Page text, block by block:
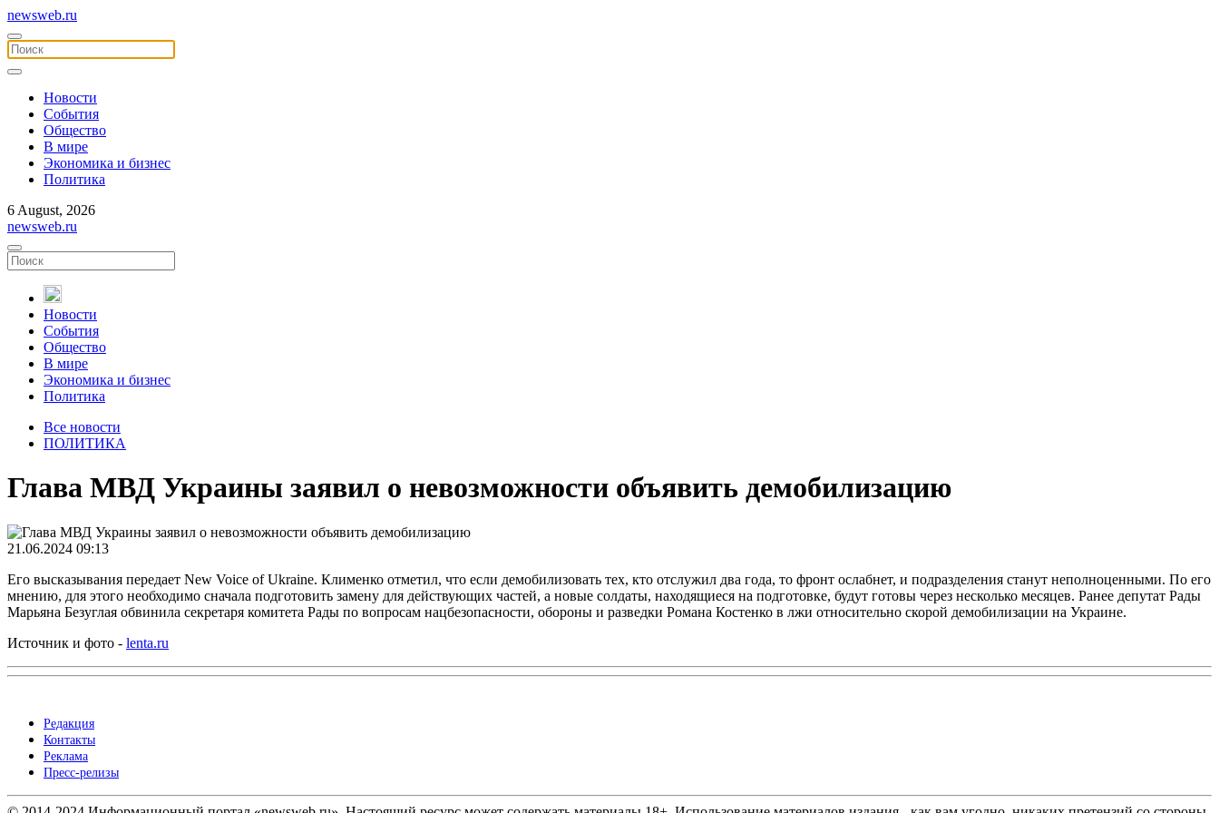
newsweb.ru
Новости
События
Общество
В мире
Экономика и бизнес
Политика
6 August, 2026
newsweb.ru
Новости
События
Общество
В мире
Экономика и бизнес
Политика
Все новости
ПОЛИТИКА
Глава МВД Украины заявил о невозможности объявить демобилизацию
21.06.2024 09:13
Его высказывания передает New Voice of Ukraine. Клименко отметил, что если демобилизовать тех, кто отслужил два года, то фронт ослабнет, и подразделения станут неполноценными. По его
мнению, для этого необходимо сначала подготовить замену для действующих частей, а новые солдаты, находящиеся на подготовке, будут готовы через несколько месяцев. Ранее депутат Рады
Марьяна Безуглая обвинила секретаря комитета Рады по вопросам нацбезопасности, обороны и разведки Романа Костенко в лжи относительно скорой демобилизации на Украине.
Источник и фото - lenta.ru
Редакция
Контакты
Реклама
Пресс-релизы